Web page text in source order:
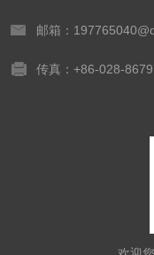
邮箱：
传真：+86-028-